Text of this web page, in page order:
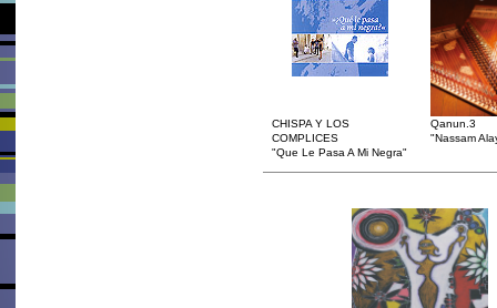
CHISPA Y LOS
COMPLICES
"Que Le Pasa A Mi Negra"
Qanun.3
"Nassam